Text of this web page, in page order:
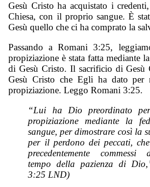
Gesù Cristo ha acquistato i
Chiesa, con il proprio sangue. È
Gesù quello che ci ha comprato la
Passando a Romani 3:25,
propiziazione è stata fatta mediante
di Gesù Cristo. Il sacrificio di Gesù
Gesù Cristo che Egli ha dato per
propiziazione. Leggo Romani 3:25.
“Lui ha Dio preordinato
propiziazione mediante la
sangue, per dimostrare così la
per il perdono dei peccati,
precedentemente
tempo della pazienza di
3:25 LND)